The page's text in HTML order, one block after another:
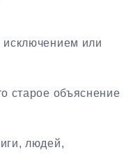
исключением или
старое объяснение
людей,